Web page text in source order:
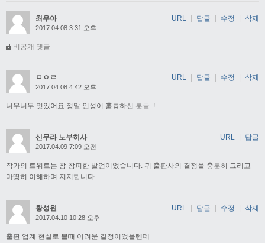
최우아
2017.04.08 3:31 오후
비공개 댓글
URL | 답글 | 수정 | 삭제
ㅁㅇㄹ
2017.04.08 4:42 오후
너무너무 멋있어요 정말 인성이 훌륭하신 분들..!
URL 답글 수정 삭제
신무라 노부히사
2017.04.09 7:09 오전
작가의 트위트는 참 창피한 발언이었습니다. 귀 출판사의 결정을 충분히 그리고
마땅히 이해하며 지지합니다.
URL 답글
황성원
2017.04.10 10:28 오후
출판 업계 현실로 볼때 어려운 결정이었을텐데
URL 답글 수정 삭제